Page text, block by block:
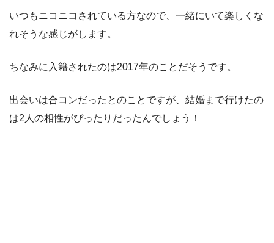
いつもニコニコされている方なので、一緒にいて楽しくな
れそうな感じがします。
ちなみに入籍されたのは2017年のことだそうです。
出会いは合コンだったとのことですが、結婚まで行けたの
は2人の相性がぴったりだったんでしょう！